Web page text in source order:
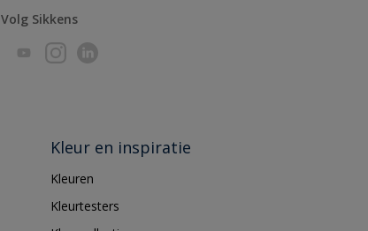
Volg Sikkens
Kleur en inspiratie
Kleuren
Kleurtesters